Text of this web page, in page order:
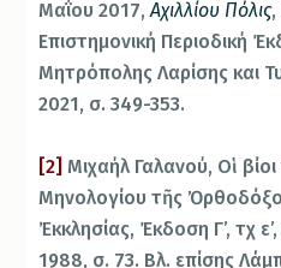
Μαΐου 2017,Αχιλλίου Πόλις,
Επιστημονική Περιοδική
Μητρόπολης Λαρίσης και
2021, σ. 349-353.
[2] Μιχαήλ Γαλανού, Οἱ
Μηνολογίου τῆς
Ἐκκλησίας, Έκδοση Γ’, τχ
1988, σ. 73. Βλ. επίσης